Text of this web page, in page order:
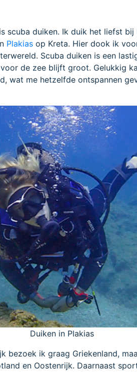
scuba duiken. Ik duik het liefst bij
Plakias op Kreta. Hier dook ik
Scuba duiken is een
de zee blijft groot. Gelukkig
wat me hetzelfde ontspannen
Duiken in Plakias
bezoek ik graag Griekenland,
en Oostenrijk. Daarnaast